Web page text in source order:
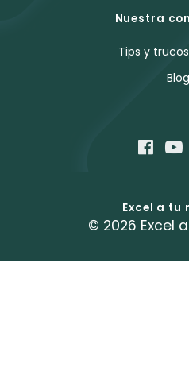
Nuestra
Tips y
Blog
Excel a tu
© 2026 Excel